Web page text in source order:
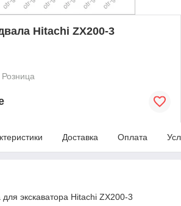
Hitachi ZX200-3
Розница
Доставка Оплата
экскаватора Hitachi ZX200-3